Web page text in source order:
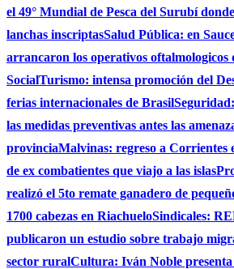
el 49° Mundial de Pesca del Surubí
lanchas inscriptasSalud Pública: en
arrancaron los operativos oftalmologicos
SocialTurismo: intensa promoción del
ferias internacionales de Brasil
las medidas preventivas antes las
provinciaMalvinas: regreso a Corrientes
de ex combatientes que viajo a las islas
realizó el 5to remate ganadero de
1700 cabezas en RiachueloSindicales:
publicaron un estudio sobre trabajo
sector ruralCultura: Iván Noble presenta